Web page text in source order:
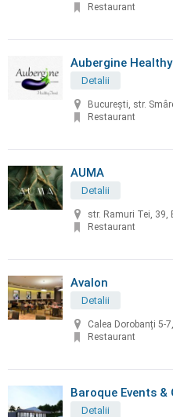
Restaurant
Aubergine
Detalii
București, str.
Restaurant
AUMA
Detalii
str. Ramuri Tei, 39,
Restaurant
Avalon
Detalii
Calea Dorobanți 5-
Restaurant
Baroque Events &
Detalii